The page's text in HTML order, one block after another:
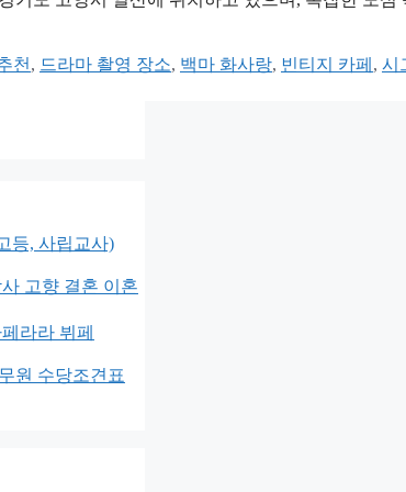
천, 드라마 촬영 장소, 백마 화사랑, 빈티지 카페 , 시
등, 사립교사)
고향 결혼 이혼
라라 뷔페
원 수당조견표